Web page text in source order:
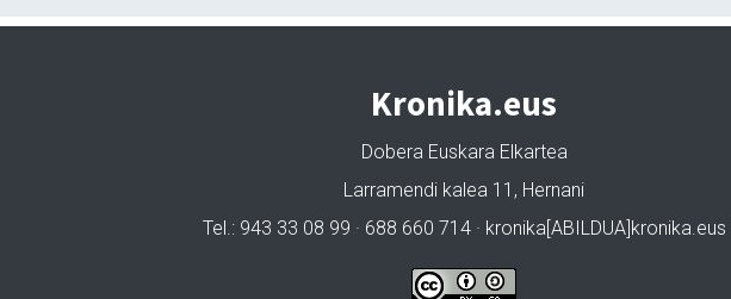
Kronika.eus
Dobera Euskara Elkartea
Larramendi kalea 11, Hernani
Tel.: 943 33 08 99 · 688 660 714 · kronika[ABILDUA]kronika.eus